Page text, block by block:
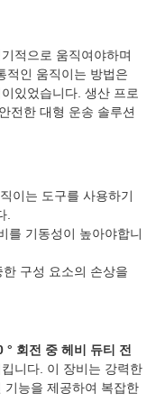
적으로 움직여야하며
적인 움직이는 방법은
있었습니다. 생산 프로
전한 대형 운송 솔루션
이는 도구를 사용하기
.
를 기동성이 높아야합니
구성 요소의 손상을
° 회전 중 헤비 듀티 전
니다. 이 장비는 강력한
기능을 제공하여 복잡한